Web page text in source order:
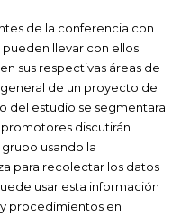
de la conferencia con
llevar con ellos
sus respectivas áreas de
de un proyecto de
del estudio se segmentara
promotores discutirán
usando la
para recolectar los datos
usar esta información
procedimientos en